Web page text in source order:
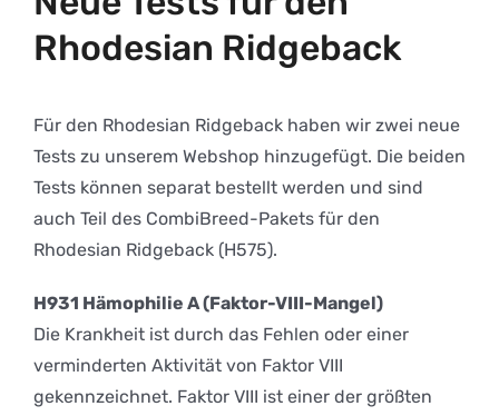
Rhodesian Ridgeback
Für den Rhodesian Ridgeback haben wir zwei neue
Tests zu unserem Webshop hinzugefügt. Die beiden
Tests können separat bestellt werden und sind
auch Teil des CombiBreed-Pakets für den
Rhodesian Ridgeback (H575).
H931 Hämophilie A (Faktor-VIII-Mangel)
Die Krankheit ist durch das Fehlen oder einer
verminderten Aktivität von Faktor VIII
gekennzeichnet. Faktor VIII ist einer der größten